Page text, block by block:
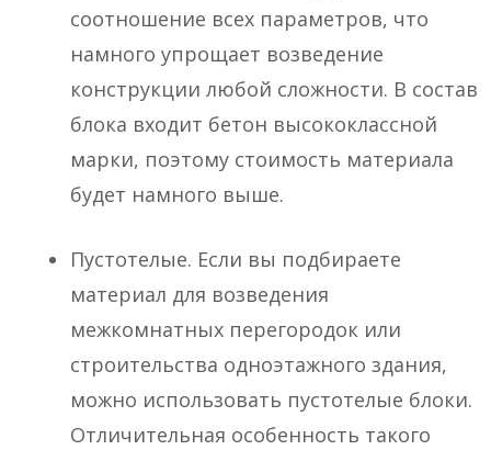
соотношение всех параметров, что
намного упрощает возведение
конструкции любой сложности. В состав
блока входит бетон высококлассной
марки, поэтому стоимость материала
будет намного выше.
Пустотелые. Если вы подбираете
материал для возведения
межкомнатных перегородок или
строительства одноэтажного здания,
можно использовать пустотелые блоки.
Отличительная особенность такого